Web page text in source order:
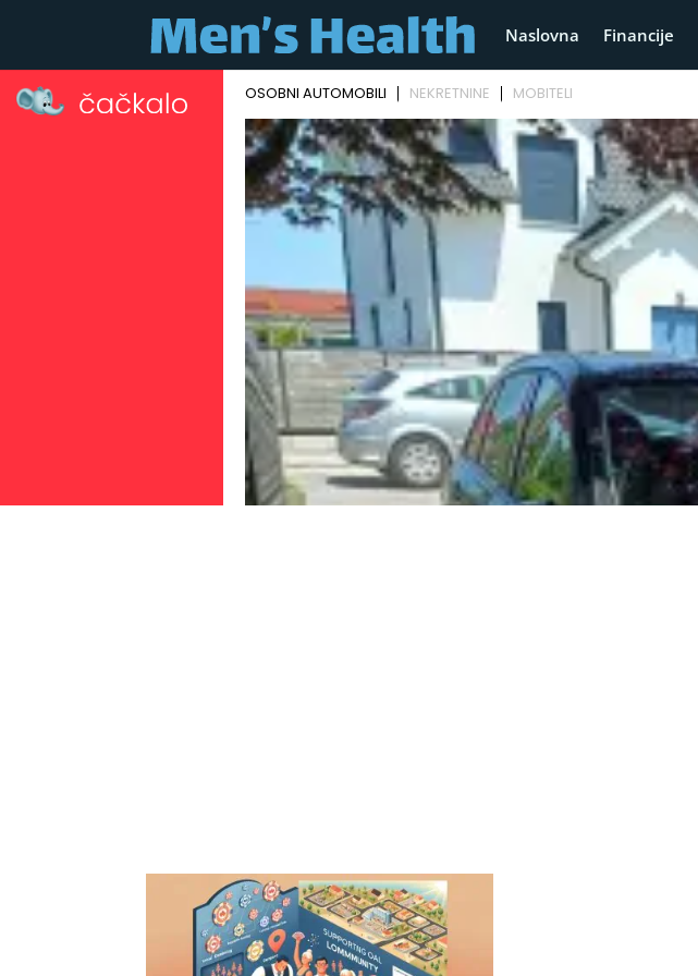
Naslovna Financije